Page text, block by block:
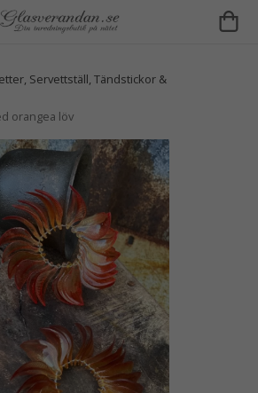
Servettställ, Tändstickor &
orangea löv